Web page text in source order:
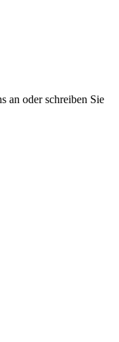
an oder schreiben Sie